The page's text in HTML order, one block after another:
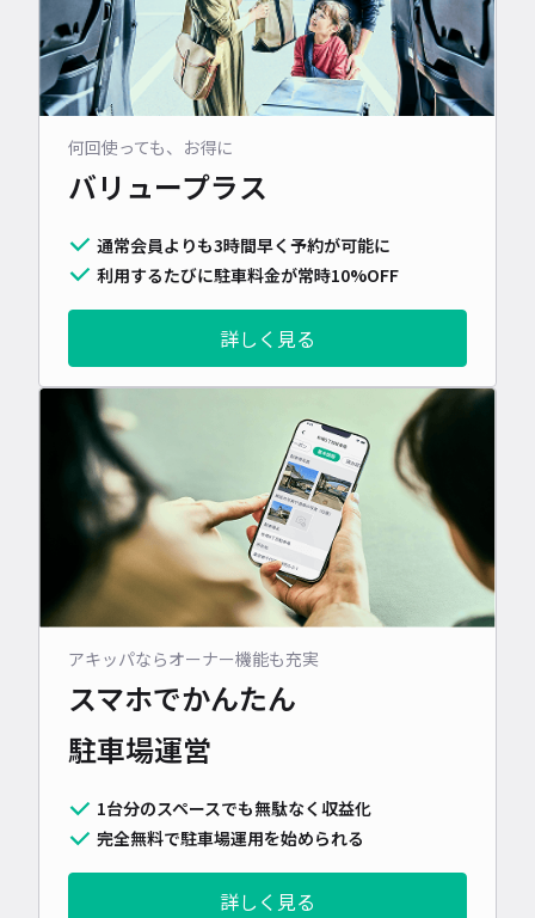
何回使っても、お得に
バリュープラス
通常会員よりも3時間早く予約が可能に
利用するたびに駐車料金が常時10%OFF
詳しく見る
アキッパならオーナー機能も充実
スマホでかんたん
駐車場運営
1台分のスペースでも無駄なく収益化
完全無料で駐車場運用を始められる
詳しく見る